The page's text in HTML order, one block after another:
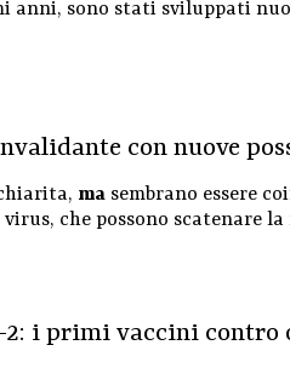
anni, sono stati sviluppati
con nuove
ma sembrano essere
che possono scatenare
2: i primi vaccini contro